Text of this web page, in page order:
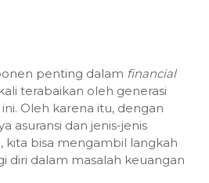
penting dalam financial
terabaikan oleh generasi
Oleh karena itu, dengan
asuransi dan jenis-jenis
kita bisa mengambil langkah
diri dalam masalah keuangan